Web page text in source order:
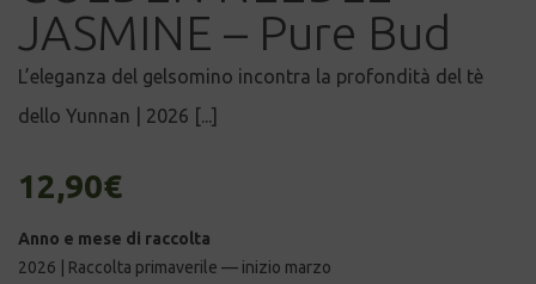
JASMINE – Pure Bud
L’eleganza del gelsomino incontra la profondità del tè
dello Yunnan | 2026 [...]
12,90€
Anno e mese di raccolta
2026 | Raccolta primaverile — inizio marzo